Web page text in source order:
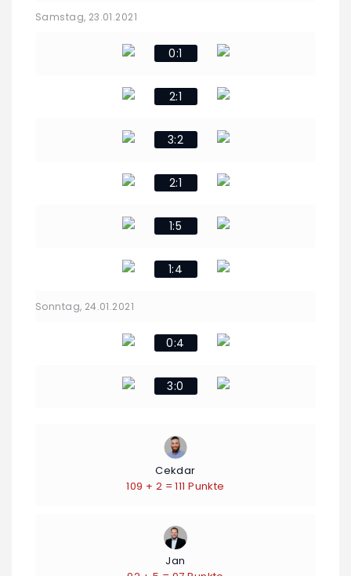
Samstag, 23.01.2021
0:1
2:1
3:2
2:1
1:5
1:4
Sonntag, 24.01.2021
0:4
3:0
Cekdar
109 + 2 = 111 Punkte
Jan